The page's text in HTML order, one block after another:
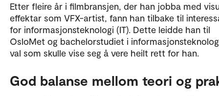
Etter fleire år i filmbransjen, der han jobba med
effektar som VFX-artist, fann han tilbake til
for informasjonsteknologi (IT). Dette leidde han til
OsloMet og bachelorstudiet i
val som skulle vise seg å vere heilt rett for han.
God balanse mellom teori og